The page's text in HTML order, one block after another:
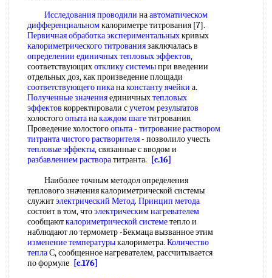
Исследования проводили наавтоматическом
дифференциальномкалориметре титрования [7].
Первичная обработка экспериментальныхкривых
калориметрического титрованиязаключалась в
определении единичныхтепловых эффектов,
соответствующихотклику системыпри введении
отдельных доз, как произведение площади
соответствующего пиканаконстанту ячейки а.
Полученные значенияединичныхтепловых
эффектов корректировали сучетом результатов
холостогоопытанакаждом шагетитрования.
Проведение холостогоопыта- титрование раствором
титрантачистого растворителя- позволило учесть
тепловые эффекты, связанные с вводом и
разбавлением растворатитранта.
[c.16]
Наиболее точным методол определения
теплового значения калориметрической системы
служитэлектрический Метод. Принцип метода
состоит в том, чтоэлектрическим нагревателем
сообщаюткалориметрической системетепло и
наблюдают ло термометр -Бекмаца вызванное этим
изменение температурыкалориметра. Количество
теплаС, сообщенное нагревателем, рассчитывается
по формуле [c.176]